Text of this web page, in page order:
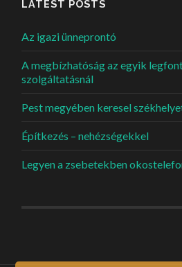
LATEST POSTS
Az igazi ünneprontó
A megbízhatóság az egyik
szolgáltatásnál
Pest megyében keresel
Építkezés – nehézségekkel
Legyen a zsebetekben